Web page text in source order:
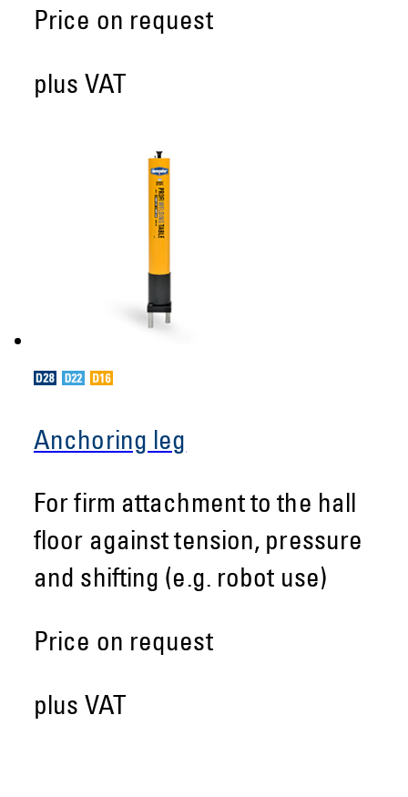
Price on request
plus VAT
Anchoring leg
For firm attachment to the hall
floor against tension, pressure
and shifting (e.g. robot use)
Price on request
plus VAT